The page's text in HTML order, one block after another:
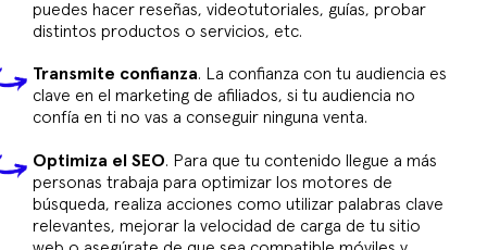
puedes hacer reseñas, videotutoriales, guías, probar
distintos productos o servicios, etc.
Transmite confianza. La confianza con tu audiencia es
clave en el marketing de afiliados, si tu audiencia no
confía en ti no vas a conseguir ninguna venta.
Optimiza el SEO. Para que tu contenido llegue a más
personas trabaja para optimizar los motores de
búsqueda, realiza acciones como utilizar palabras clave
relevantes, mejorar la velocidad de carga de tu sitio